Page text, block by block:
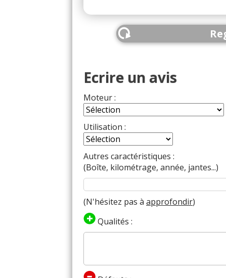
Ecrire un avis
Moteur :
Utilisation :
Autres caractéristiques :
(Boîte, kilométrage, année, jantes...)
(N'hésitez pas à approfondir)
Qualités :